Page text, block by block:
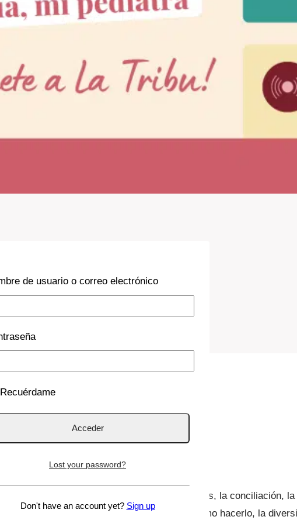
que nos transforma: la culpa, los juicios, la conciliación,
a nuestros hijos en el optimismo y cómo hacerlo, la
de usuario o correo electrónico
Recuérdame
Lost your password?
Don't have an account yet? Sign up